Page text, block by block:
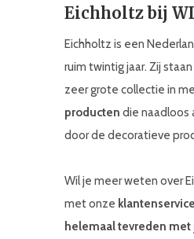
Eichholtz bij
Eichholtz is een
ruim twintig jaar. Zij
zeer grote collectie in
producten die naadloos
door de decoratieve
Wil je meer weten over
met onze
helemaal tevreden met